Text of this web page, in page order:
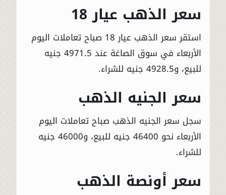
سعر الذهب عيار 18
استقر سعر الذهب عيار 18 صباح تعاملات اليوم
الأربعاء في سوق الصاغة عند 4971.5 جنيه
للبيع، و4928.5 جنيه للشراء.
سعر الجنيه الذهب
سجل سعر الجنيه الذهب صباح تعاملات اليوم
الأربعاء نحو 46400 جنيه للبيع، و46000 جنيه
للشراء.
سعر أونصة الذهب